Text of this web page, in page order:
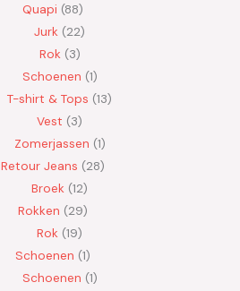
Quapi 88
Jurk 22
Rok 3
Schoenen 1
T-shirt & Tops 13
Vest
3
Zomerjassen 1
Retour Jeans
28
Broek 12
Rokken
29
Rok 19
Schoenen 1
Schoenen 1